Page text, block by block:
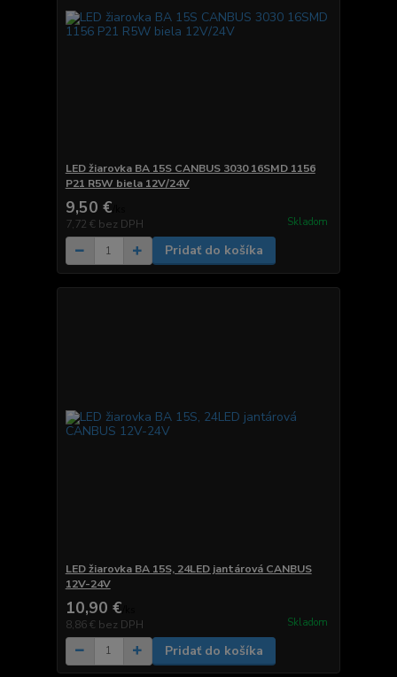
LED žiarovka BA 15S CANBUS 3030 16SMD 1156
P21 R5W biela 12V/24V
9,50 €
7,72 € bez DPH Skladom
Pridať do košíka
LED žiarovka BA 15S, 24LED jantárová CANBUS
12V-24V
10,90 €
8,86 € bez DPH Skladom
Pridať do košíka